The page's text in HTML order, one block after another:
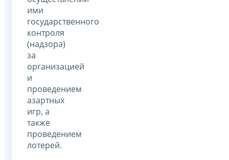
ими
государственного
контроля
(надзора)
за
организацией
и
проведением
азартных
игр, а
также
проведением
лотерей.